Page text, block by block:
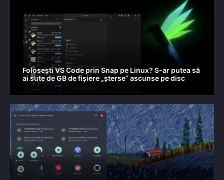
Folosești VS Code prin Snap pe Linux? S-ar putea să
ai sute de GB de fișiere „șterse” ascunse pe disc